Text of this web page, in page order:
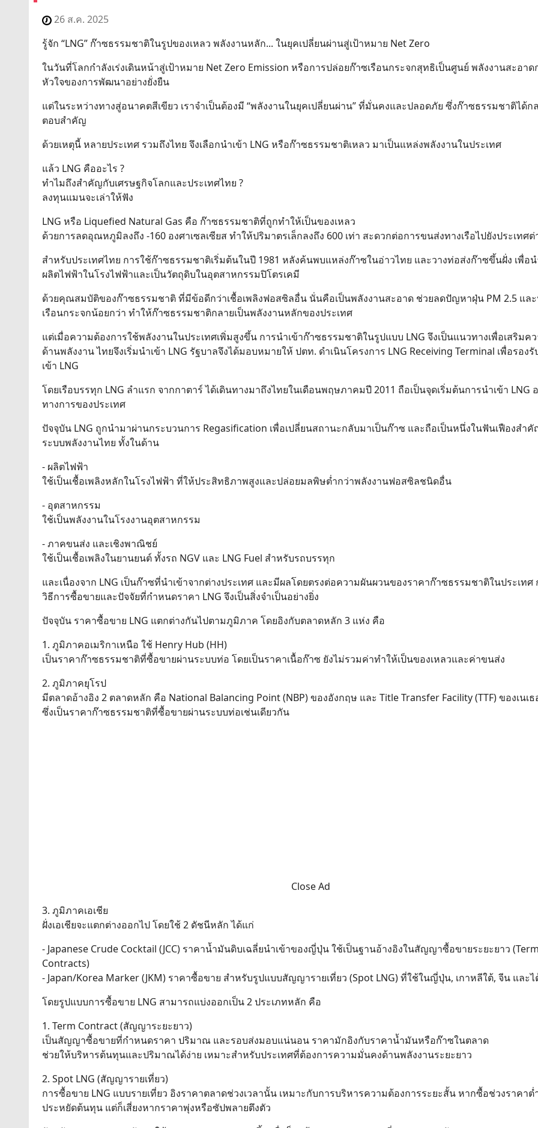
26 ส.ค. 2025
รู้จัก “LNG” ก๊าซธรรมชาติในรูปของเหลว พลังงานหลัก... ในยุคเปลี่ยนผ่านสู่เป้าหมาย Net Zero
ในวันที่โลกกำลังเร่งเดินหน้าสู่เป้าหมาย Net Zero Emission หรือการปล่อยก๊าซเรือนกระจกสุทธิเป็นศูนย์ พลังงานสะอาด
หัวใจของการพัฒนาอย่างยั่งยืน
แต่ในระหว่างทางสู่อนาคตสีเขียว เราจำเป็นต้องมี “พลังงานในยุคเปลี่ยนผ่าน” ที่มั่นคงและปลอดภัย ซึ่งก๊าซธรรมชาติได้ก
ตอบสำคัญ
ด้วยเหตุนี้ หลายประเทศ รวมถึงไทย จึงเลือกนำเข้า LNG หรือก๊าซธรรมชาติเหลว มาเป็นแหล่งพลังงานในประเทศ
แล้ว LNG คืออะไร ?
ทำไมถึงสำคัญกับเศรษฐกิจโลกและประเทศไทย ?
ลงทุนแมนจะเล่าให้ฟัง
LNG หรือ Liquefied Natural Gas คือ ก๊าซธรรมชาติที่ถูกทำให้เป็นของเหลว
ด้วยการลดอุณหภูมิลงถึง -160 องศาเซลเซียส ทำให้ปริมาตรเล็กลงถึง 600 เท่า สะดวกต่อการขนส่งทางเรือไปยังประเทศต่
สำหรับประเทศไทย การใช้ก๊าซธรรมชาติเริ่มต้นในปี 1981 หลังค้นพบแหล่งก๊าซในอ่าวไทย และวางท่อส่งก๊าซขึ้นฝั่ง เพื่อ
ผลิตไฟฟ้าในโรงไฟฟ้าและเป็นวัตถุดิบในอุตสาหกรรมปิโตรเคมี
ด้วยคุณสมบัติของก๊าซธรรมชาติ ที่มีข้อดีกว่าเชื้อเพลิงฟอสซิลอื่น นั่นคือเป็นพลังงานสะอาด ช่วยลดปัญหาฝุ่น PM 2.5 แล
เรือนกระจกน้อยกว่า ทำให้ก๊าซธรรมชาติกลายเป็นพลังงานหลักของประเทศ
แต่เมื่อความต้องการใช้พลังงานในประเทศเพิ่มสูงขึ้น การนำเข้าก๊าซธรรมชาติในรูปแบบ LNG จึงเป็นแนวทางเพื่อเสริมค
ด้านพลังงาน ไทยจึงเริ่มนำเข้า LNG รัฐบาลจึงได้มอบหมายให้ ปตท. ดำเนินโครงการ LNG Receiving Terminal เพื่อรอง
เข้า LNG
โดยเรือบรรทุก LNG ลำแรก จากกาตาร์ ได้เดินทางมาถึงไทยในเดือนพฤษภาคมปี 2011 ถือเป็นจุดเริ่มต้นการนำเข้า LNG
ทางการของประเทศ
ปัจจุบัน LNG ถูกนำมาผ่านกระบวนการ Regasification เพื่อเปลี่ยนสถานะกลับมาเป็นก๊าซ และถือเป็นหนึ่งในฟันเฟืองสำ
ระบบพลังงานไทย ทั้งในด้าน
- ผลิตไฟฟ้า
ใช้เป็นเชื้อเพลิงหลักในโรงไฟฟ้า ที่ให้ประสิทธิภาพสูงและปล่อยมลพิษต่ำกว่าพลังงานฟอสซิลชนิดอื่น
- อุตสาหกรรม
ใช้เป็นพลังงานในโรงงานอุตสาหกรรม
- ภาคขนส่ง และเชิงพาณิชย์
ใช้เป็นเชื้อเพลิงในยานยนต์ ทั้งรถ NGV และ LNG Fuel สำหรับรถบรรทุก
และเนื่องจาก LNG เป็นก๊าซที่นำเข้าจากต่างประเทศ และมีผลโดยตรงต่อความผันผวนของราคาก๊าซธรรมชาติในประเทศ
วิธีการซื้อขายและปัจจัยที่กำหนดราคา LNG จึงเป็นสิ่งจำเป็นอย่างยิ่ง
ปัจจุบัน ราคาซื้อขาย LNG แตกต่างกันไปตามภูมิภาค โดยอิงกับตลาดหลัก 3 แห่ง คือ
1. ภูมิภาคอเมริกาเหนือ ใช้ Henry Hub (HH)
เป็นราคาก๊าซธรรมชาติที่ซื้อขายผ่านระบบท่อ โดยเป็นราคาเนื้อก๊าซ ยังไม่รวมค่าทำให้เป็นของเหลวและค่าขนส่ง
2. ภูมิภาคยุโรป
มีตลาดอ้างอิง 2 ตลาดหลัก คือ National Balancing Point (NBP) ของอังกฤษ และ Title Transfer Facility (TTF) ของเนเ
ซึ่งเป็นราคาก๊าซธรรมชาติที่ซื้อขายผ่านระบบท่อเช่นเดียวกัน
Close Ad
3. ภูมิภาคเอเชีย
ฝั่งเอเชียจะแตกต่างออกไป โดยใช้ 2 ดัชนีหลัก ได้แก่
- Japanese Crude Cocktail (JCC) ราคาน้ำมันดิบเฉลี่ยนำเข้าของญี่ปุ่น ใช้เป็นฐานอ้างอิงในสัญญาซื้อขายระยะยาว
Contracts)
- Japan/Korea Marker (JKM) ราคาซื้อขาย สำหรับรูปแบบสัญญารายเที่ยว (Spot LNG) ที่ใช้ในญี่ปุ่น, เกาหลีใต้, จีน และ
โดยรูปแบบการซื้อขาย LNG สามารถแบ่งออกเป็น 2 ประเภทหลัก คือ
1. Term Contract (สัญญาระยะยาว)
เป็นสัญญาซื้อขายที่กำหนดราคา ปริมาณ และรอบส่งมอบแน่นอน ราคามักอิงกับราคาน้ำมันหรือก๊าซในตลาด
ช่วยให้บริหารต้นทุนและปริมาณได้ง่าย เหมาะสำหรับประเทศที่ต้องการความมั่นคงด้านพลังงานระยะยาว
2. Spot LNG (สัญญารายเที่ยว)
การซื้อขาย LNG แบบรายเที่ยว อิงราคาตลาดช่วงเวลานั้น เหมาะกับการบริหารความต้องการระยะสั้น หากซื้อช่วงราคาต่
ประหยัดต้นทุน แต่ก็เสี่ยงหากราคาพุ่งหรือซัปพลายตึงตัว